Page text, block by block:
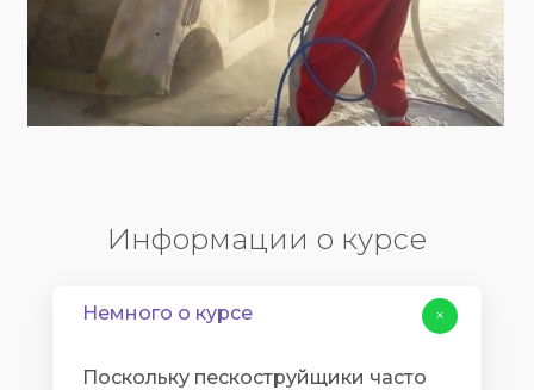
Информации о курсе
Немного о курсе
Поскольку пескоструйщики часто
+